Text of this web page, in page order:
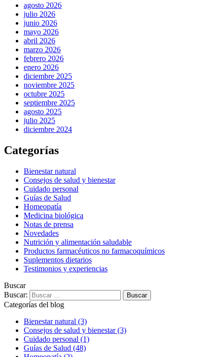
agosto 2026
julio 2026
junio 2026
mayo 2026
abril 2026
marzo 2026
febrero 2026
enero 2026
diciembre 2025
noviembre 2025
octubre 2025
septiembre 2025
agosto 2025
julio 2025
diciembre 2024
Categorías
Bienestar natural
Consejos de salud y bienestar
Cuidado personal
Guías de Salud
Homeopatía
Medicina biológica
Notas de prensa
Novedades
Nutrición y alimentación saludable
Productos farmacéuticos no farmacoquímicos
Suplementos dietarios
Testimonios y experiencias
Buscar
Buscar:
Categorías del blog
Bienestar natural (3)
Consejos de salud y bienestar (3)
Cuidado personal (1)
Guías de Salud (48)